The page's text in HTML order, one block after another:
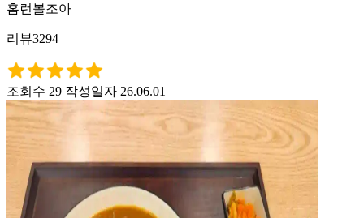
홈런볼조아
리뷰3294
조회수 29 작성일자 26.06.01